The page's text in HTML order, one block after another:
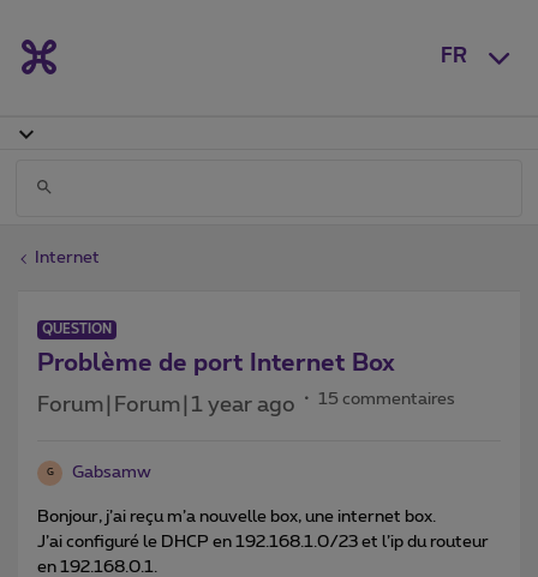
FR
Internet
QUESTION
Problème de port Internet Box
Forum|Forum|1 year ago 15 commentaires
G Gabsamw
Bonjour, j’ai reçu m’a nouvelle box, une internet box.
J’ai configuré le DHCP en 192.168.1.0/23 et l’ip du routeur
en 192.168.0.1.